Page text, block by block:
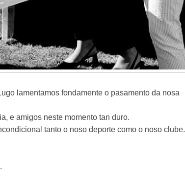
lamentamos fondamente o pasamento da nosa
e amigos neste momento tan duro.
tanto o noso deporte como o noso clube.